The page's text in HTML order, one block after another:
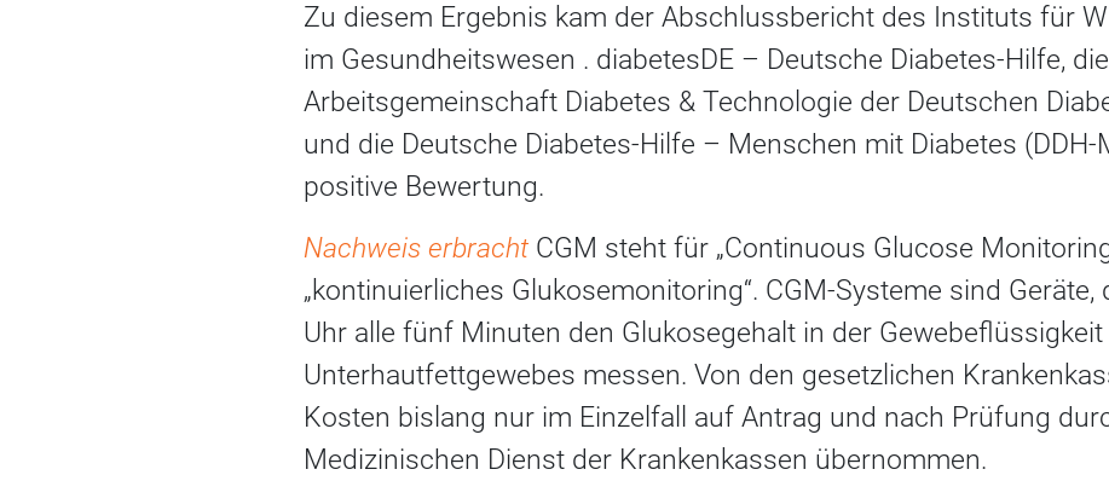
Zu diesem Ergebnis kam der Abschlussbericht des Instituts für
im Gesundheitswesen . diabetesDE – Deutsche Diabetes-Hilfe, die
Arbeitsgemeinschaft Diabetes & Technologie der Deutschen
und die Deutsche Diabetes-Hilfe – Menschen mit Diabetes (DDH-
positive Bewertung.
Nachweis erbracht CGM steht für „Continuous Glucose
„kontinuierliches Glukosemonitoring“. CGM-Systeme sind Geräte,
Uhr alle fünf Minuten den Glukosegehalt in der Gewebeflüssigkeit
Unterhautfettgewebes messen. Von den gesetzlichen
Kosten bislang nur im Einzelfall auf Antrag und nach Prüfung
Medizinischen Dienst der Krankenkassen übernommen.